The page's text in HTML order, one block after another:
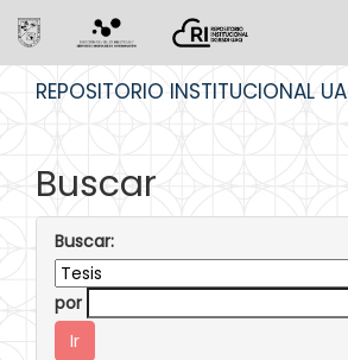
REPOSITORIO INSTITUCIONAL
Buscar
Buscar:
por